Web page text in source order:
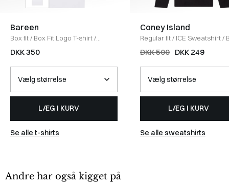
Bareen
Box fit/ Box Fit Logo T-shirt/
WHITE
DKK 350
LÆG I KURV
Se alle t-shirts
Coney Island
Regular fit/ ICE Sweatshirt/
DKK 500 DKK 249
LÆG I KURV
Se alle sweatshirts
Andre har også kigget på